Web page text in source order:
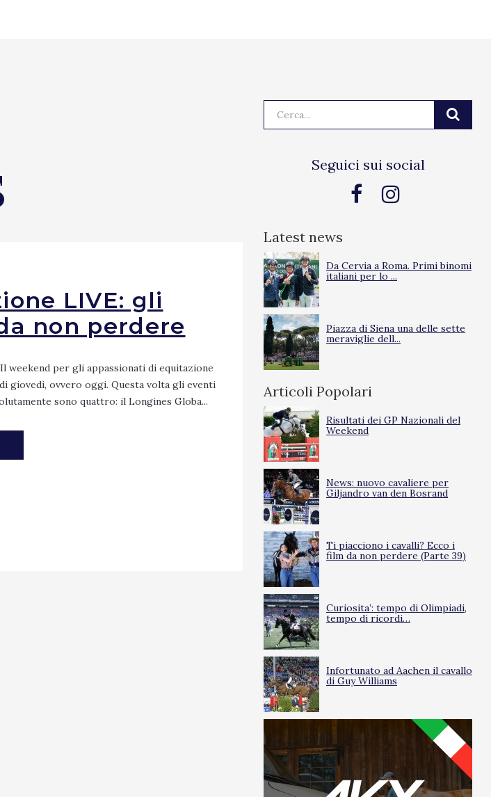
LIVE: gli
non perdere
weekend per gli appassionati di equitazione
giovedì, ovvero oggi. Questa volta gli eventi
sono quattro: il Longines Globa...
Seguici sui social
Latest news
Da Cervia a Roma. Primi binomi
italiani per lo ...
Piazza di Siena una delle sette
meraviglie dell...
Articoli Popolari
Risultati dei GP Nazionali del
Weekend
News: nuovo cavaliere per
Giljandro van den Bosrand
Ti piacciono i cavalli? Ecco i
film da non perdere (Parte 39)
Curiosita’: tempo di Olimpiadi,
tempo di ricordi…
Infortunato ad Aachen il cavallo
di Guy Williams